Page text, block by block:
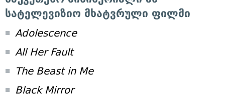
სატელევიზიო მხატვრული ფილმი
Adolescence
All Her Fault
The Beast in Me
Black Mirror